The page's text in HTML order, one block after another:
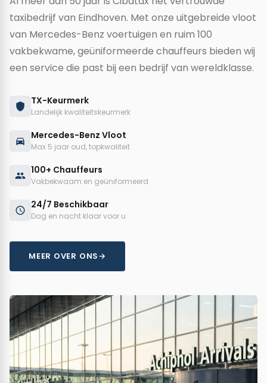
taxibedrijf van Eindhoven. Met onze uitgebreide vloot
van Mercedes-Benz voertuigen en ruim 100
vakbekwame, geüniformeerde chauffeurs bieden wij
een service die past bij een bedrijf van wereldklasse.
TX-Keurmerk
Landelijk kwaliteitskeurmerk
Mercedes-Benz Vloot
Max 5 jaar oud, topkwaliteit
100+ Chauffeurs
Vakbekwaam en geüniformeerd
24/7 Beschikbaar
Dag en nacht klaar voor u
MEER OVER ONS